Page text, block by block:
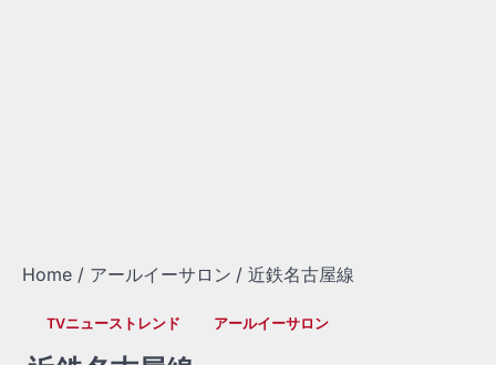
Home アールイーサロン 近鉄名古屋線
TVニューストレンド アールイーサロン